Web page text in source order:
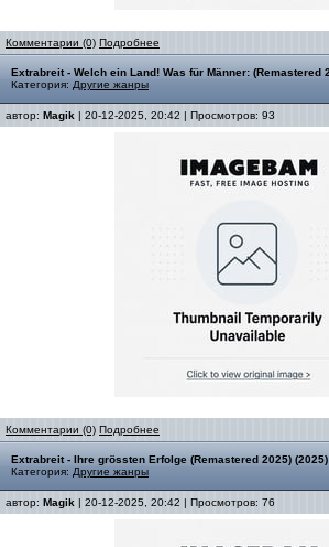
Комментарии (0) Подробнее
Extrabreit - Welch ein Land! Was für Männer: (Remastered
Категория: Другие жанры
автор: Magik | 20-12-2025, 20:42 | Просмотров: 93
Комментарии (0) Подробнее
Extrabreit - Ihre grössten Erfolge (Remastered 2025) (2025)
Категория: Другие жанры
автор: Magik | 20-12-2025, 20:42 | Просмотров: 76